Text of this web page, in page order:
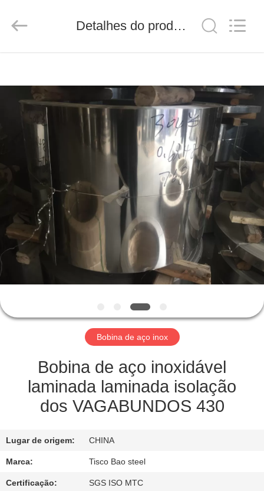
PRODUTOS
VÍDEOS
SOBRE
VISITA
À
FÁBRICA
CONTROLE
DE
QUALIDADE
CONTATE-
NOTÍCIA
SOLICITE
Product
Co.,Ltd.
Reserved.
Detalhes do produto
Bobina de aço inox
Bobina de aço inoxidável
laminada laminada isolação
dos VAGABUNDOS 430
Lugar de origem: CHINA
Marca: Tisco Bao steel
Certificação: SGS ISO MTC